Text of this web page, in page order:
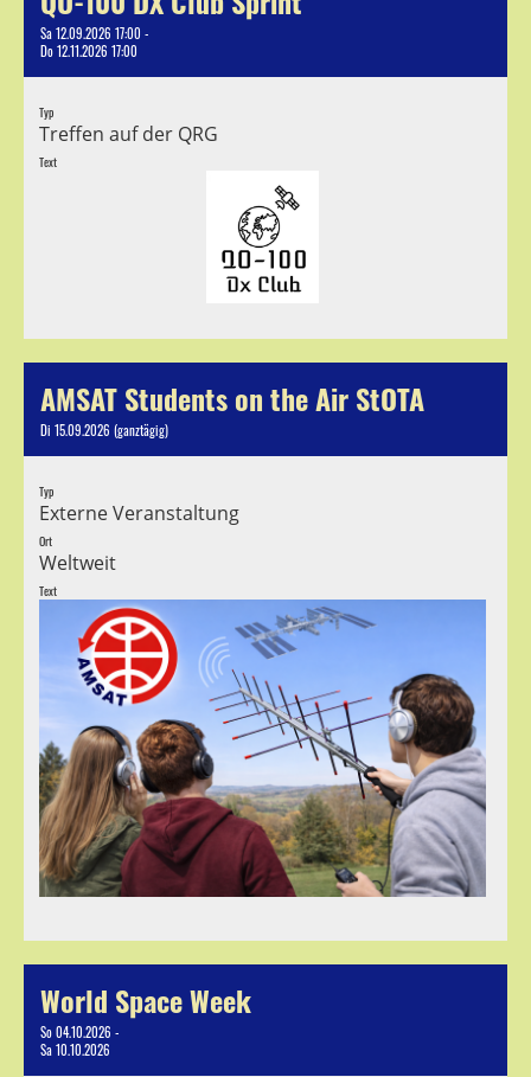
Sa 12.09.2026 17:00 -
Do 12.11.2026 17:00
Typ
Treffen auf der QRG
Text
AMSAT Students on the Air StOTA
Di 15.09.2026 (ganztägig)
Typ
Externe Veranstaltung
Ort
Weltweit
Text
World Space Week
So 04.10.2026 -
Sa 10.10.2026